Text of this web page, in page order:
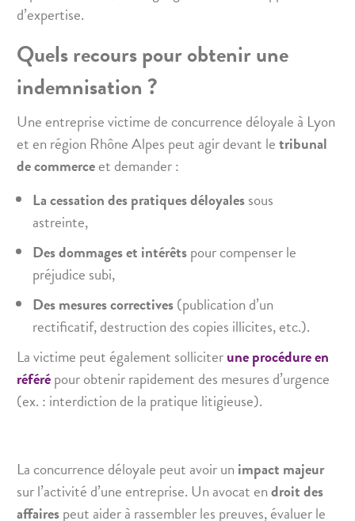
d’expertise.
Quels recours pour obtenir une
indemnisation ?
Une entreprise victime de concurrence déloyale à Lyon
et en région Rhône Alpes peut agir devant letribunal
de commerceet demander :
La cessation des pratiques déloyalessous
astreinte,
Des dommages et intérêtspour compenser le
préjudice subi,
Des mesures correctives(publication d’un
rectificatif, destruction des copies illicites, etc.).
La victime peut également solliciterune procédure en
référépour obtenir rapidement des mesures d’urgence
(ex. : interdiction de la pratique litigieuse).
La concurrence déloyale peut avoir un impact majeur
sur l’activité d’une entreprise. Un avocat endroit des
affairespeut aider à rassembler les preuves, évaluer le